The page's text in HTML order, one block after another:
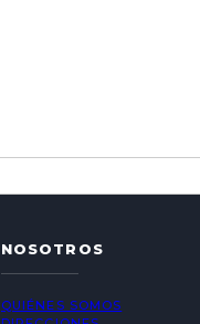
NOSOTROS
QUIÉNES SOMOS